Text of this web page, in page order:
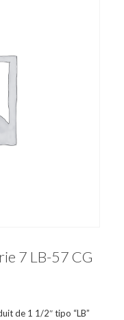
7 LB-57 CG
de 1 1/2″ tipo “LB”